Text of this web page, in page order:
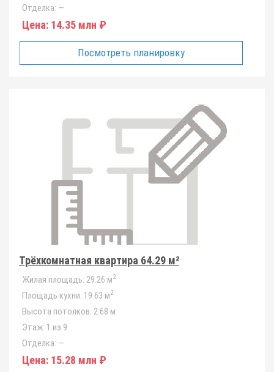
Отделка: —
Цена: 14.35 млн ₽
Посмотреть планировку
Трёхкомнатная квартира 64.29 м²
Жилая площадь: 29.26 м2
Площадь кухни: 19.63 м2
Высота потолков: 2.68 м
Этаж: 1 из 9
Отделка: —
Цена: 15.28 млн ₽